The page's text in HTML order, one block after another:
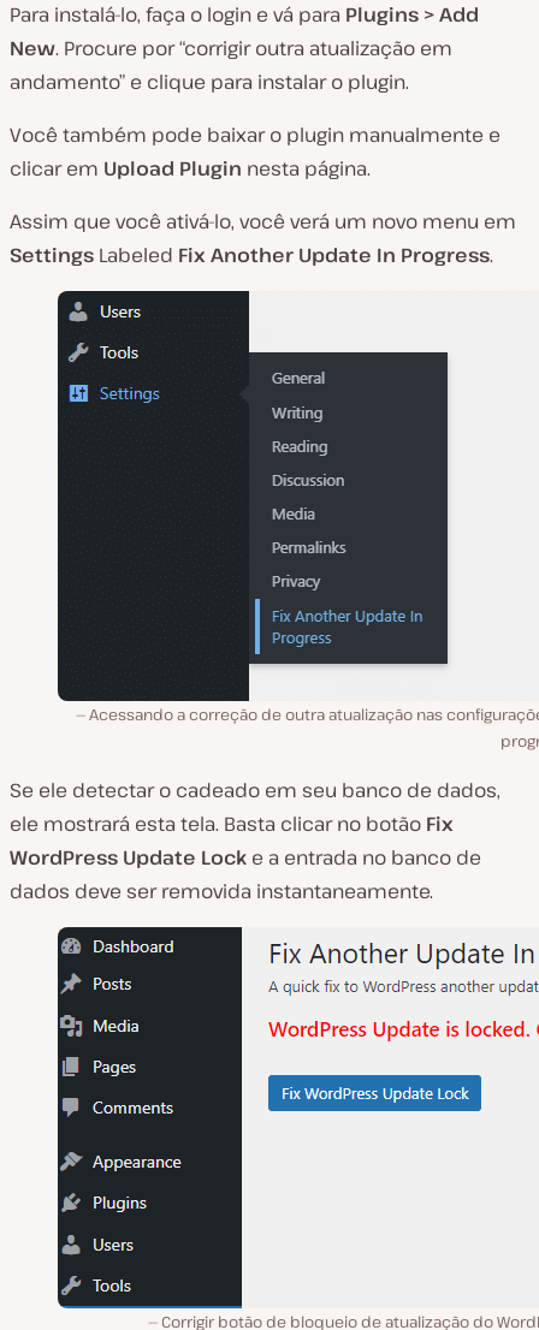
Para instalá-lo, faça o login e vá para Plugins > Add
New. Procure por “corrigir outra atualização em
andamento” e clique para instalar o plugin.
Você também pode baixar o plugin manualmente e
clicar em Upload Plugin nesta página.
Assim que você ativá-lo, você verá um novo menu em
Settings Labeled Fix Another Update In Progress.
Acessando a correção de outra atualização nas
Se ele detectar o cadeado em seu banco de dados,
ele mostrará esta tela. Basta clicar no botão Fix
WordPress Update Lock e a entrada no banco de
dados deve ser removida instantaneamente.
Corrigir botão de bloqueio de atualização do